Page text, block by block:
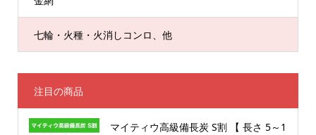
七輪・火種・火消しコンロ、他
注目の商品
マイティウ高級備長炭 S割 【 長さ 5～1